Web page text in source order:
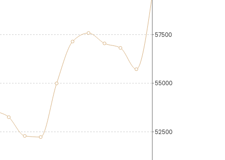
52500
55000
57500